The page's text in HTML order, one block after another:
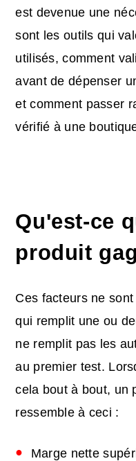
est devenue une
sont les outils qui
utilisés, comment
avant de dépenser
et comment passer
vérifié à une
Qu'est-ce
produit
Ces facteurs ne
qui remplit une ou
ne remplit pas les
au premier test.
cela bout à bout, un
ressemble à ceci :
Marge nette